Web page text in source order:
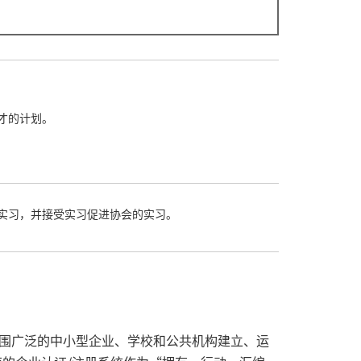
计划。
，并接受实习促进协会的实习。
泛的中小型企业、学校和公共机构建立、运